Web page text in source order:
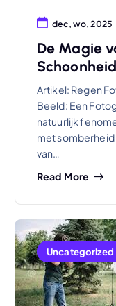
dec, wo, 2025
De Magie
Artikel: Regen
Beeld: Een
natuurlijk
met somberheid
van…
Read More
Uncategorized